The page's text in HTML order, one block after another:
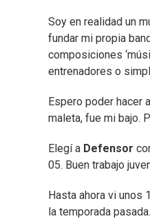
Soy en realidad un
fundar mi propia
composiciones
entrenadores o
Espero poder hacer
maleta, fue mi bajo.
Elegí a Defensor
05. Buen trabajo
Hasta ahora vi unos
la temporada